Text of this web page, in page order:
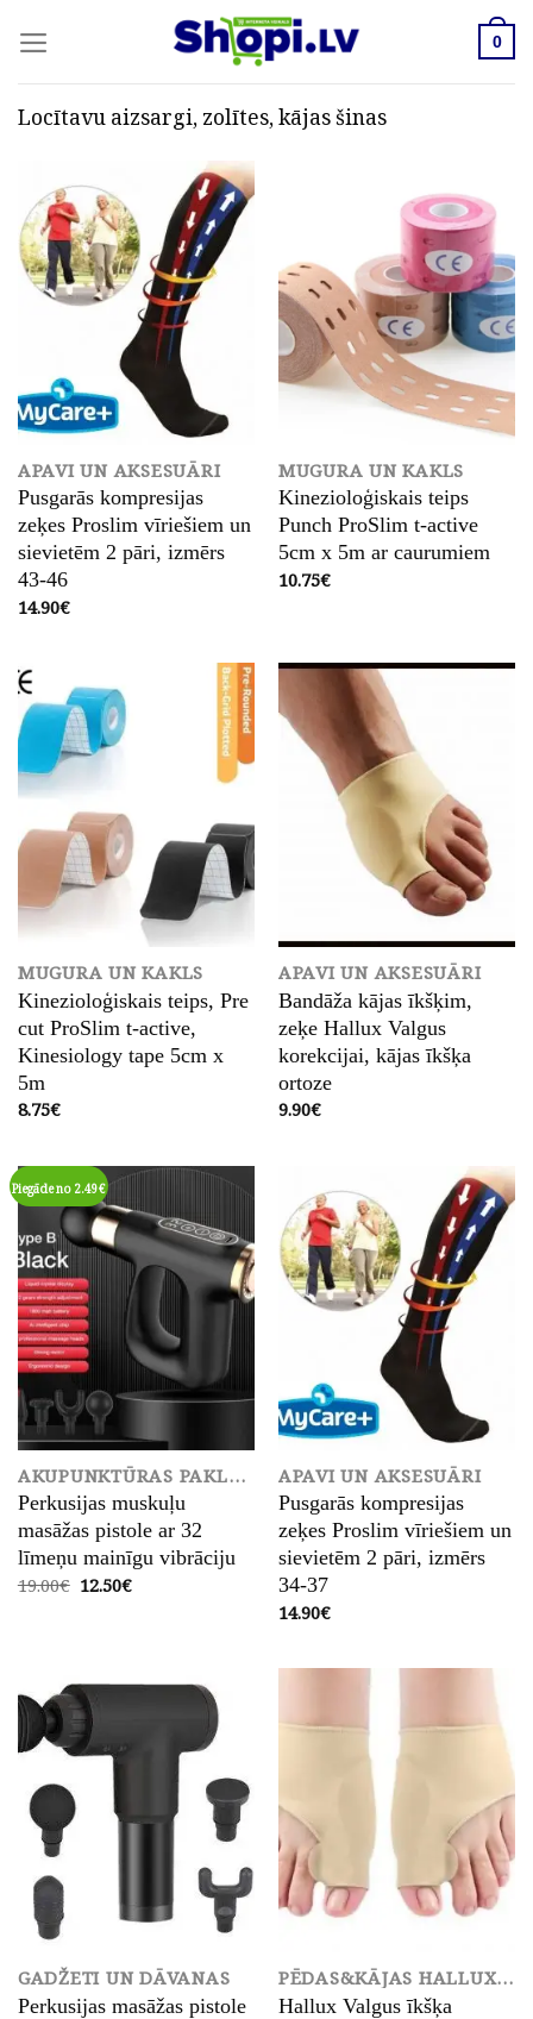
content
0
Locītavu aizsargi, zolītes, kājas šinas
APAVI UN AKSESUĀRI
Pusgarās kompresijas
zeķes Proslim vīriešiem un
sievietēm 2 pāri, izmērs
43-46
14.90€
MUGURA UN KAKLS
Kinezioloģiskais teips
Punch ProSlim t-active
5cm x 5m ar caurumiem
10.75€
MUGURA UN KAKLS
Kinezioloģiskais teips, Pre
cut ProSlim t-active,
Kinesiology tape 5cm x
5m
8.75€
APAVI UN AKSESUĀRI
Bandāža kājas īkšķim,
zeķe Hallux Valgus
korekcijai, kājas īkšķa
ortoze
9.90€
Piegāde no 2.49€
AKUPUNKTŪRAS PAKLĀJS
Perkusijas muskuļu
masāžas pistole ar 32
līmeņu mainīgu vibrāciju
19.00€ Original
price
12.50€Current
price
APAVI UN AKSESUĀRI
Pusgarās kompresijas
zeķes Proslim vīriešiem un
sievietēm 2 pāri, izmērs
34-37
14.90€
GADŽETI UN DĀVANAS
Perkusijas masāžas pistole
PĒDAS&KĀJAS HALLUX VALGUS
Hallux Valgus īkšķa